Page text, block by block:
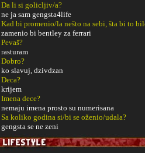
Da li si golicljiv/a?
ne ja sam gengsta4life
Kad bi promenio/la nešto na sebi, šta bi to
zamenio bi bentley za ferrari
Pevaš?
rasturam
Dobro?
ko slavuj, dzivdzan
Deca?
krijem
Imena dece?
nemaju imena prosto su numerisana
Sa koliko godina si/bi se oženio/udala?
gengsta se ne zeni